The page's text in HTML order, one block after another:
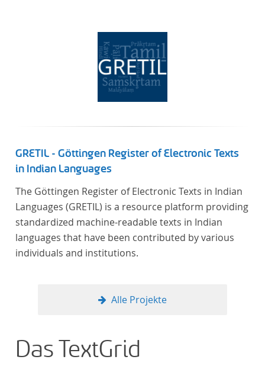
GRETIL - Göttingen Register of Electronic Texts
in Indian Languages
The Göttingen Register of Electronic Texts in Indian
Languages (GRETIL) is a resource platform providing
standardized machine-readable texts in Indian
languages that have been contributed by various
individuals and institutions.
Alle Projekte
Das TextGrid